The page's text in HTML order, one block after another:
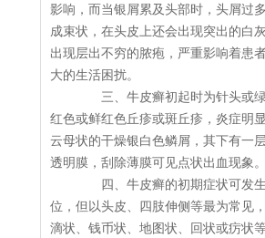
影响，而当银屑累及头部时，头屑过
成束状，在头皮上还会出现突出的白
出现层出不穷的脓疱，严重影响着患
大的生活困扰。
三、牛皮癣初起时为针头或绿
红色或鲜红色丘疹或斑丘疹，炎症明
云母状的干燥银白色鳞屑，其下有一
透明膜，刮除薄膜可见点状出血现象。
四、牛皮癣的初期症状可发生
位，但以头皮、四肢伸侧等最为常见
滴状、钱币状、地图状、回状或疠状等